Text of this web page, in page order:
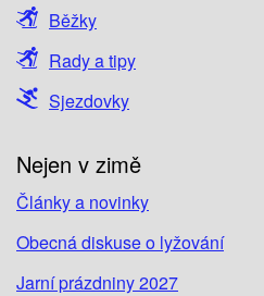
Běžky
Rady a tipy
Sjezdovky
Nejen v zimě
Články a novinky
Obecná diskuse o lyžování
Jarní prázdniny 2027